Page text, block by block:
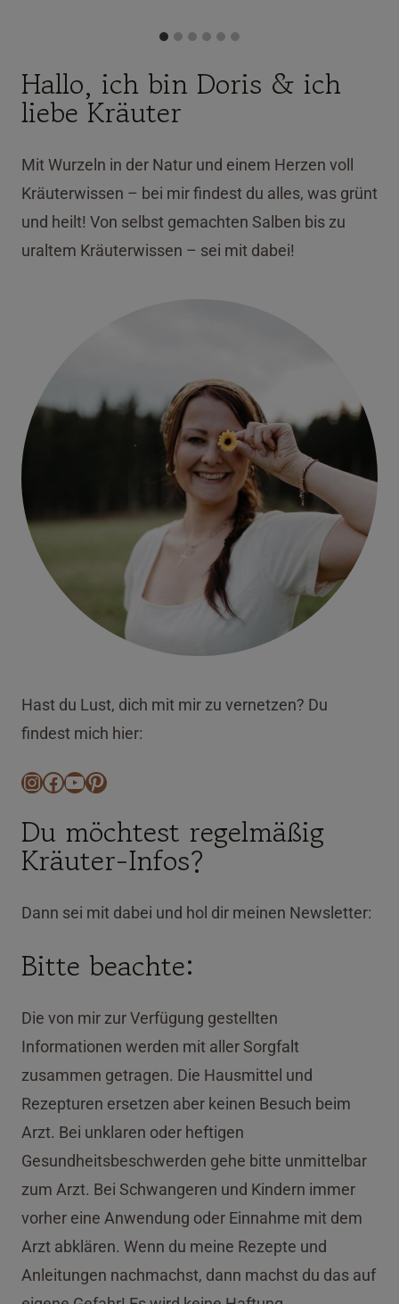
Hallo, ich bin Doris & ich
liebe Kräuter
Mit Wurzeln in der Natur und einem Herzen voll
Kräuterwissen – bei mir findest du alles, was grünt
und heilt! Von selbst gemachten Salben bis zu
uraltem Kräuterwissen – sei mit dabei!
Hast du Lust, dich mit mir zu vernetzen? Du
findest mich hier:
Instagram
Facebook
YouTube
Pinterest
Du möchtest regelmäßig
Kräuter-Infos?
Dann sei mit dabei und hol dir meinen Newsletter:
Bitte beachte:
Die von mir zur Verfügung gestellten
Informationen werden mit aller Sorgfalt
zusammen getragen. Die Hausmittel und
Rezepturen ersetzen aber keinen Besuch beim
Arzt. Bei unklaren oder heftigen
Gesundheitsbeschwerden gehe bitte unmittelbar
zum Arzt. Bei Schwangeren und Kindern immer
vorher eine Anwendung oder Einnahme mit dem
Arzt abklären. Wenn du meine Rezepte und
Anleitungen nachmachst, dann machst du das auf